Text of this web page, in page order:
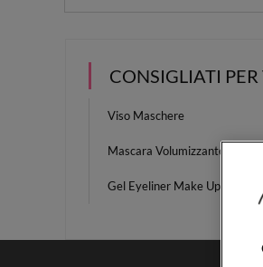
CONSIGLIATI PER
Viso Maschere
Mascara Volumizzante
Gel Eyeliner Make Up